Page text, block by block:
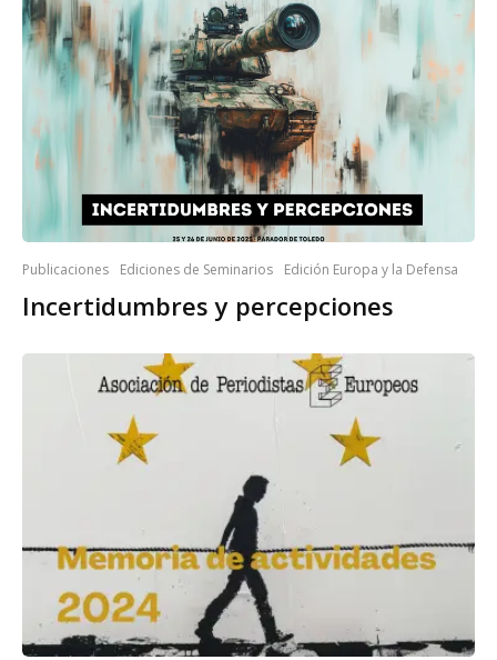
Publicaciones Ediciones de Seminarios Edición Europa y la Defensa
Incertidumbres y percepciones